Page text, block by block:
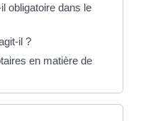
obligatoire dans le
il ?
en matière de